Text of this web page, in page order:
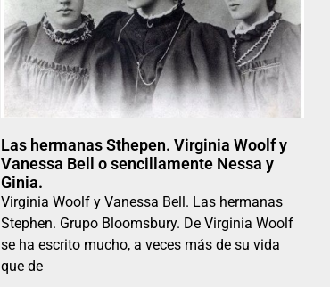
Las hermanas Sthepen. Virginia Woolf y
Vanessa Bell o sencillamente Nessa y
Ginia.
Virginia Woolf y Vanessa Bell. Las hermanas
Stephen. Grupo Bloomsbury. De Virginia Woolf
se ha escrito mucho, a veces más de su vida
que de